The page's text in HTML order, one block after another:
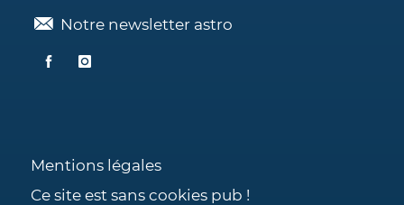
Notre newsletter astro
Mentions légales
Ce site est sans cookies pub !